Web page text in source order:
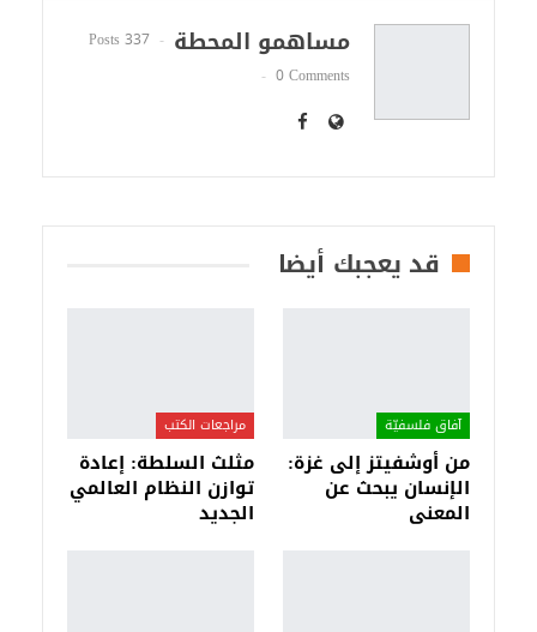
مساهمو المحطة
337 Posts
0 Comments
قد يعجبك أيضا
آفاق فلسفيّة‎
من أوشفيتز إلى غزة:
الإنسان يبحث عن
المعنى
مراجعات الكتب
مثلث السلطة: إعادة
توازن النظام العالمي
الجديد